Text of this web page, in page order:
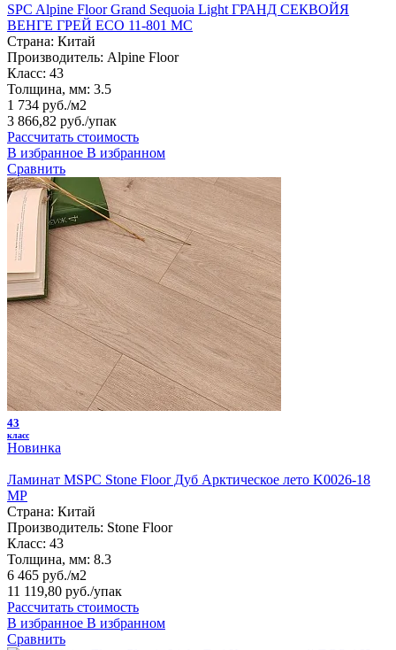
SPC Alpine Floor Grand Sequoia Light ГРАНД СЕКВОЙЯ
ВЕНГЕ ГРЕЙ ЕСО 11-801 MC
Страна: Китай
Производитель: Alpine Floor
Класс: 43
Толщина, мм: 3.5
1 734 руб./м2
3 866,82 руб./упак
Рассчитать стоимость
В избранное В избранном
Сравнить
43
класс
Новинка
Ламинат MSPC Stone Floor Дуб Арктическое лето K0026-18
MP
Страна: Китай
Производитель: Stone Floor
Класс: 43
Толщина, мм: 8.3
6 465 руб./м2
11 119,80 руб./упак
Рассчитать стоимость
В избранное В избранном
Сравнить